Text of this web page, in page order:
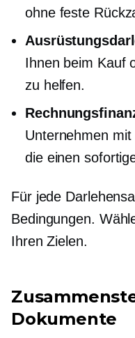
ohne feste
Ihnen beim Kauf
zu helfen.
Unternehmen
die einen
Für jede
Bedingungen.
Ihren Zielen.
Dokumente